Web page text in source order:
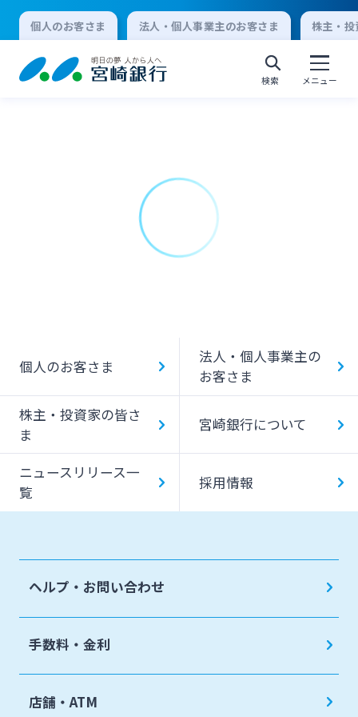
個人のお客さま 法人・個人事業主のお客さま 株主・
検索 メニュー
みやぎんMikatanoシリーズ
ログオン
English
個人のお客さま
個人のお客さま
法人・個人事業主の
お客さま
株主・投資家の皆さ
ま
宮崎銀行について
ニュースリリース一
覧
採用情報
ヘルプ・お問い合わせ
手数料・金利
店舗・ATM